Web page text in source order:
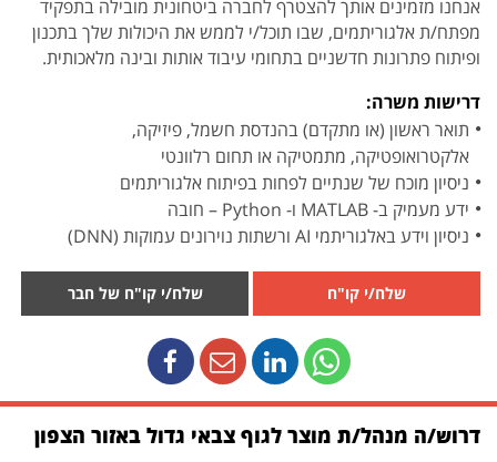
אנחנו מזמינים אותך להצטרף לחברה ביטחונית מובילה בתפקיד
מפתח/ת אלגוריתמים, שבו תוכל/י לממש את היכולות שלך בתכנון
ופיתוח פתרונות חדשניים בתחומי עיבוד אותות ובינה מלאכותית.
דרישות משרה:
תואר ראשון (או מתקדם) בהנדסת חשמל, פיזיקה,
אלקטרואופטיקה, מתמטיקה או תחום רלוונטי
ניסיון מוכח של שנתיים לפחות בפיתוח אלגוריתמים
ידע מעמיק ב- MATLAB ו- Python – חובה
ניסיון וידע באלגוריתמי AI ורשתות נוירונים עמוקות (DNN)
שלח/י קו"ח שלח/י קו"ח של חבר
דרוש/ה מנהל/ת מוצר לגוף צבאי גדול באזור הצפון